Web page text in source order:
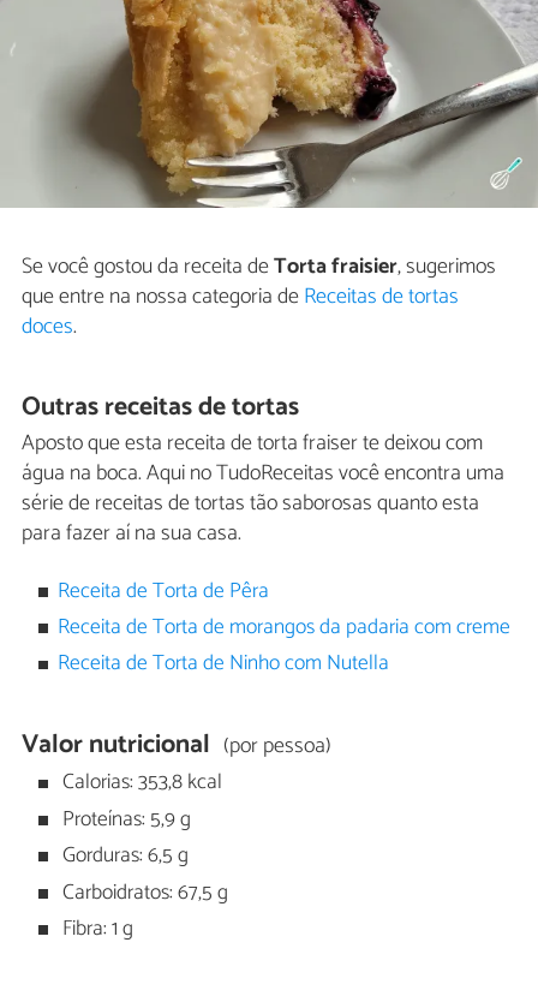
Se você gostou da receita deTorta fraisier, sugerimos
que entre na nossa categoria deReceitas de tortas
doces.
Outras receitas de tortas
Aposto que esta receita de torta fraiser te deixou com
água na boca. Aqui no TudoReceitas você encontra uma
série de receitas de tortas tão saborosas quanto esta
para fazer aí na sua casa.
Receita de Torta de Pêra
Receita de Torta de morangos da padaria com creme
Receita de Torta de Ninho com Nutella
Valor nutricional (por pessoa)
Calorias: 353,8 kcal
Proteínas: 5,9 g
Gorduras: 6,5 g
Carboidratos: 67,5 g
Fibra: 1 g